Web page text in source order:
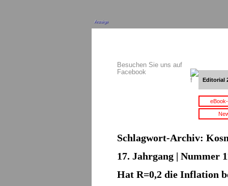
Anzeige
Besuchen Sie uns auf
Facebook
Editorial
Schlagwort-Archiv:
17. Jahrgang | Nummer
Hat R=0,2 die Inflation